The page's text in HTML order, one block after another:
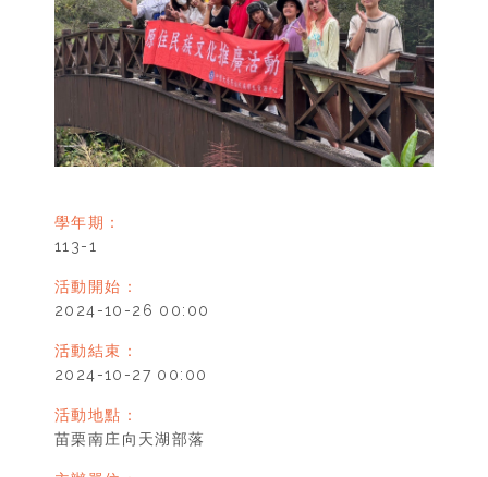
學年期：
113-1
活動開始：
2024-10-26 00:00
活動結束：
2024-10-27 00:00
活動地點：
苗栗南庄向天湖部落